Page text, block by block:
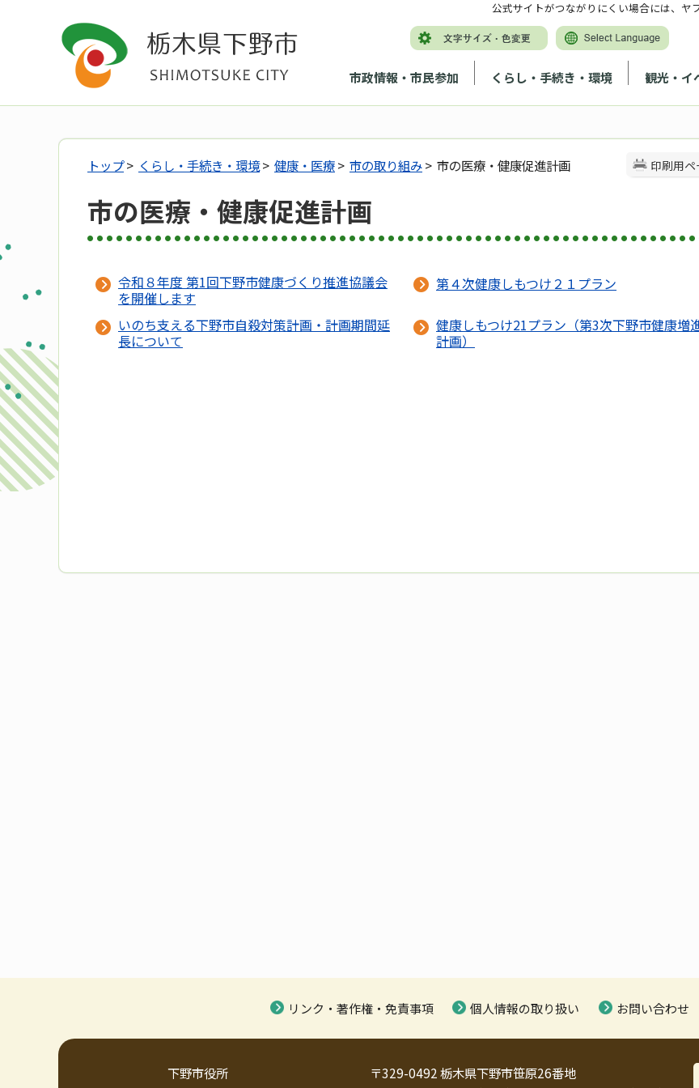
市政情報・市民参加 くらし・手続き・環境 観光・イ
公式サイトがつながりにくい場合には、ヤ
印刷用ペ
トップ> くらし・手続き・環境> 健康・医療> 市の取り組み> 市の医療・健康促進計画
市の医療・健康促進計画
令和８年度 第1回下野市健康づくり推進協議会
を開催します
第４次健康しもつけ２１プラン
いのち支える下野市自殺対策計画・計画期間延
長について
健康しもつけ21プラン（第3次下野市健康増
計画）
リンク・著作権・免責事項 個人情報の取り扱い お問い合わせ
下野市役所
〒329-0492 栃木県下野市笹原26番地